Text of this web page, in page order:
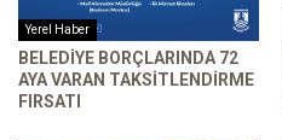
Yerel Haber
BELEDIYE BORÇLARINDA 72
AYA VARAN TAKSITLENDIRME
FIRSATI